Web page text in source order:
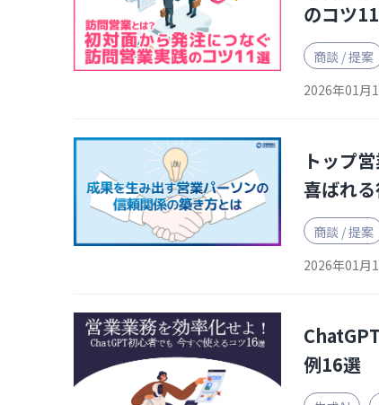
のコツ
商談 / 提案
2026年01月
トップ
喜ばれ
商談 / 提案
2026年01月
例16選